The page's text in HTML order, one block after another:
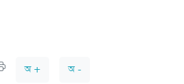
অ +
অ -